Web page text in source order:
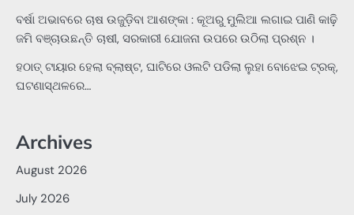
ବର୍ଷା ଅଭାବରେ ଚାଷ ଉଜୁଡ଼ିବା ଆଶଙ୍କା : କୂଅରୁ ମୁଲିଆ ଲଗାଇ ପାଣି କାଢ଼ି
ଜମି ବଞ୍ଚାଉଛନ୍ତି ଚାଷୀ, ସରକାରୀ ଯୋଜନା ଉପରେ ଉଠିଲା ପ୍ରଶ୍ନ ।
ହଠାତ୍‌ ଟାୟାର ହେଲା ବ୍ଲାଷ୍ଟ, ଘାଟିରେ ଓଲଟି ପଡିଲା ଲୁହା ବୋଝେଇ ଟ୍ରକ୍‌,
ଘଟଣାସ୍ଥଳରେ…
Archives
August 2026
July 2026